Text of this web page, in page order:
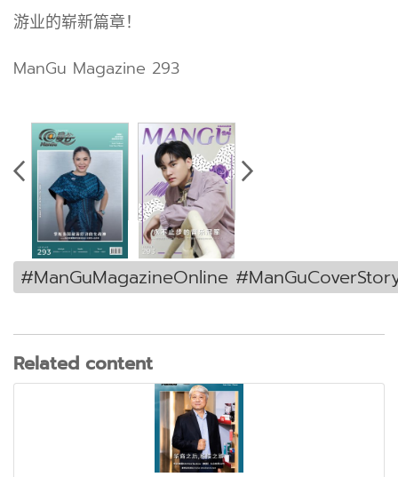
游业的崭新篇章！
ManGu Magazine 293
#ManGuMagazineOnline
Related content